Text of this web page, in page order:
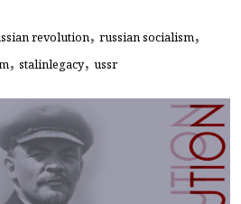
revolution, russian socialism,
, stalinlegacy, ussr